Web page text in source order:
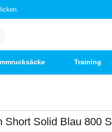
Training
Short Solid Blau 800 S